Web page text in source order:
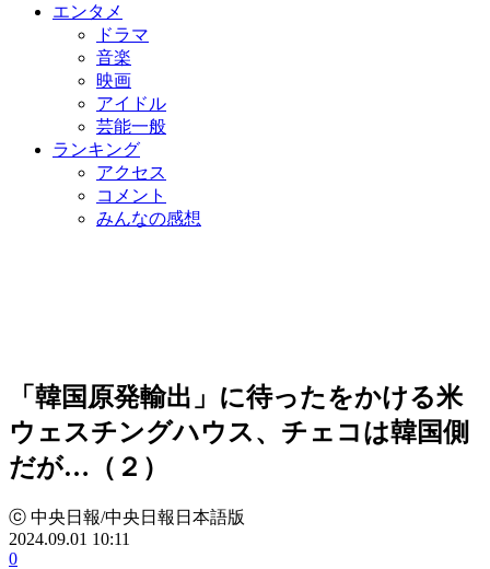
エンタメ
ドラマ
音楽
映画
アイドル
芸能一般
ランキング
アクセス
コメント
みんなの感想
「韓国原発輸出」に待ったをかける米
ウェスチングハウス、チェコは韓国側
だが…（２）
ⓒ 中央日報/中央日報日本語版
2024.09.01 10:11
0